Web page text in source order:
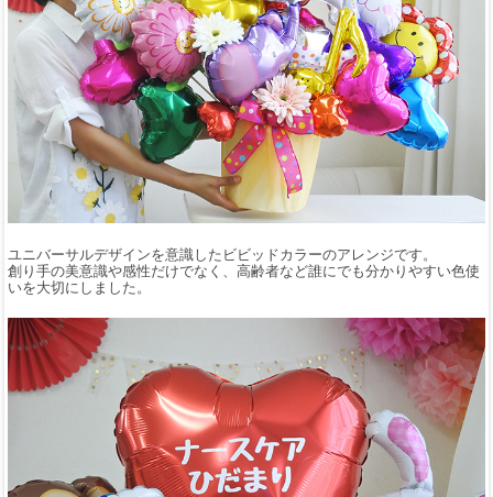
ユニバーサルデザインを意識したビビッドカラーのアレンジです。
創り手の美意識や感性だけでなく、高齢者など誰にでも分かりやすい色使
いを大切にしました。